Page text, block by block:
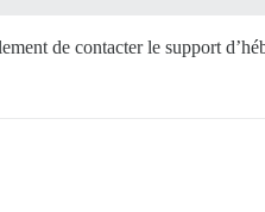
de contacter le support